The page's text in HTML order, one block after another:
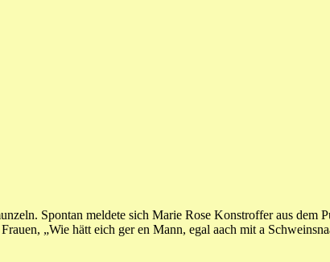
Spontan meldete sich Marie Rose Konstroffer aus dem
„Wie hätt eich ger en Mann, egal aach mit a